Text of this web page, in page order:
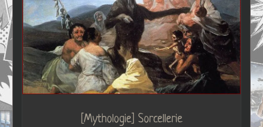
[Mythologie] Sorcellerie